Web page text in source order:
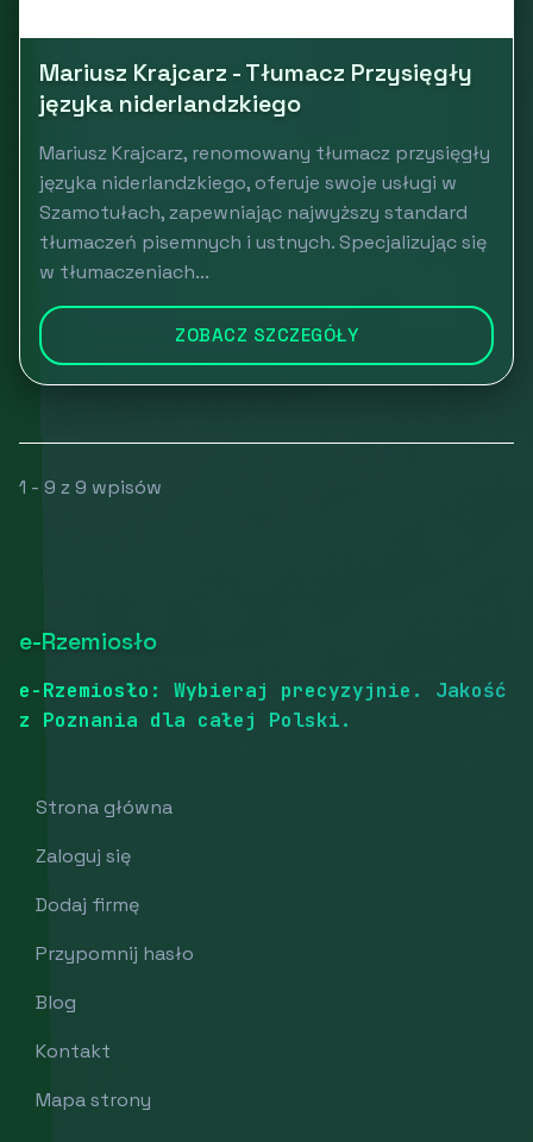
Mariusz Krajcarz - Tłumacz Przysięgły
języka niderlandzkiego
Mariusz Krajcarz, renomowany tłumacz przysięgły
języka niderlandzkiego, oferuje swoje usługi w
Szamotułach, zapewniając najwyższy standard
tłumaczeń pisemnych i ustnych. Specjalizując się
w tłumaczeniach...
ZOBACZ SZCZEGÓŁY
1 - 9 z 9 wpisów
e-Rzemiosło
e-Rzemiosło: Wybieraj precyzyjnie. Jakość
z Poznania dla całej Polski.
Strona główna
Zaloguj się
Dodaj firmę
Przypomnij hasło
Blog
Kontakt
Mapa strony